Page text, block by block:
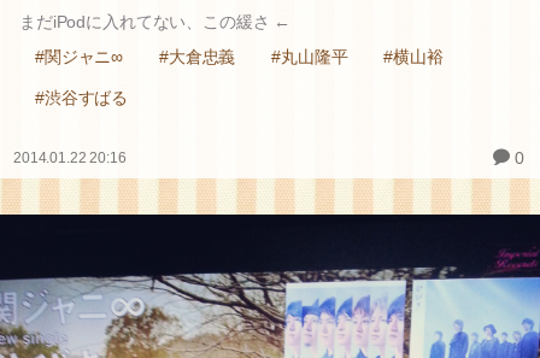
まだiPodに入れてない、この緩さ ←
#関ジャニ∞
#大倉忠義 #丸山隆平 #横山裕
#渋谷すばる
2014.01.22 20:16 0